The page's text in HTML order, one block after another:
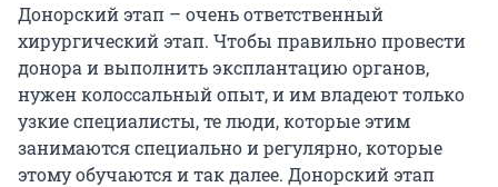
Донорский этап – очень ответственный
хирургический этап. Чтобы правильно провести
донора и выполнить эксплантацию органов,
нужен колоссальный опыт, и им владеют только
узкие специалисты, те люди, которые этим
занимаются специально и регулярно, которые
этому обучаются и так далее. Донорский этап